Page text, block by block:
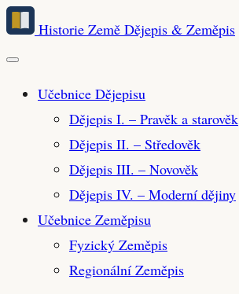
Přeskočit
hlavní
obsah
Historie Země Dějepis & Zeměpis
Učebnice Dějepisu
Dějepis I. – Pravěk a starověk
Dějepis II. – Středověk
Dějepis III. – Novověk
Dějepis IV. – Moderní dějiny
Učebnice Zeměpisu
Fyzický Zeměpis
Regionální Zeměpis